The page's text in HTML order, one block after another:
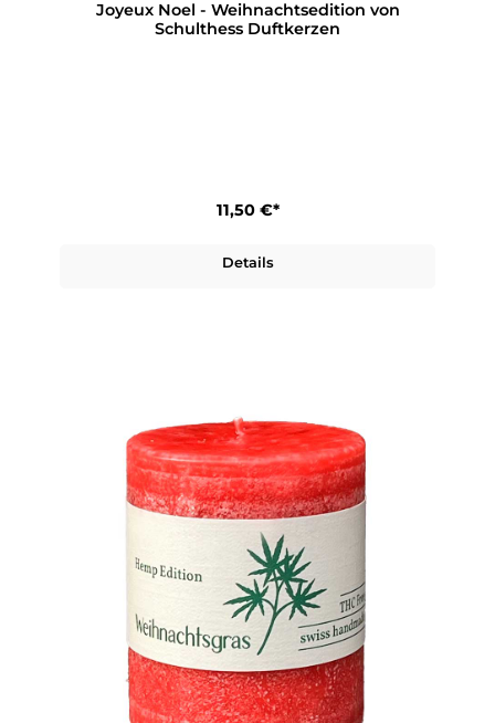
Joyeux Noel - Weihnachtsedition von
Schulthess Duftkerzen
11,50 €*
Details